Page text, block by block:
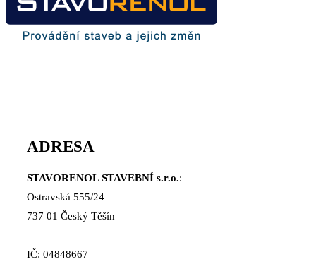
ADRESA
STAVORENOL STAVEBNÍ s.r.o.:
Ostravská 555/24
737 01 Český Těšín
IČ: 04848667